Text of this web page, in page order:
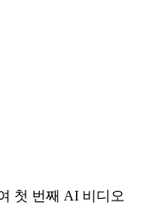
첫 번째 AI 비디오